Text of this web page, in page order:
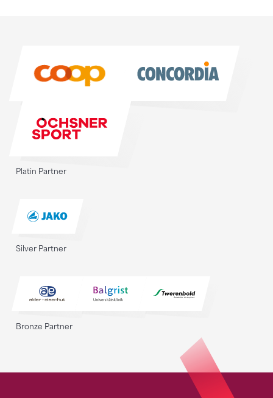
Platin Partner
Silver Partner
Bronze Partner